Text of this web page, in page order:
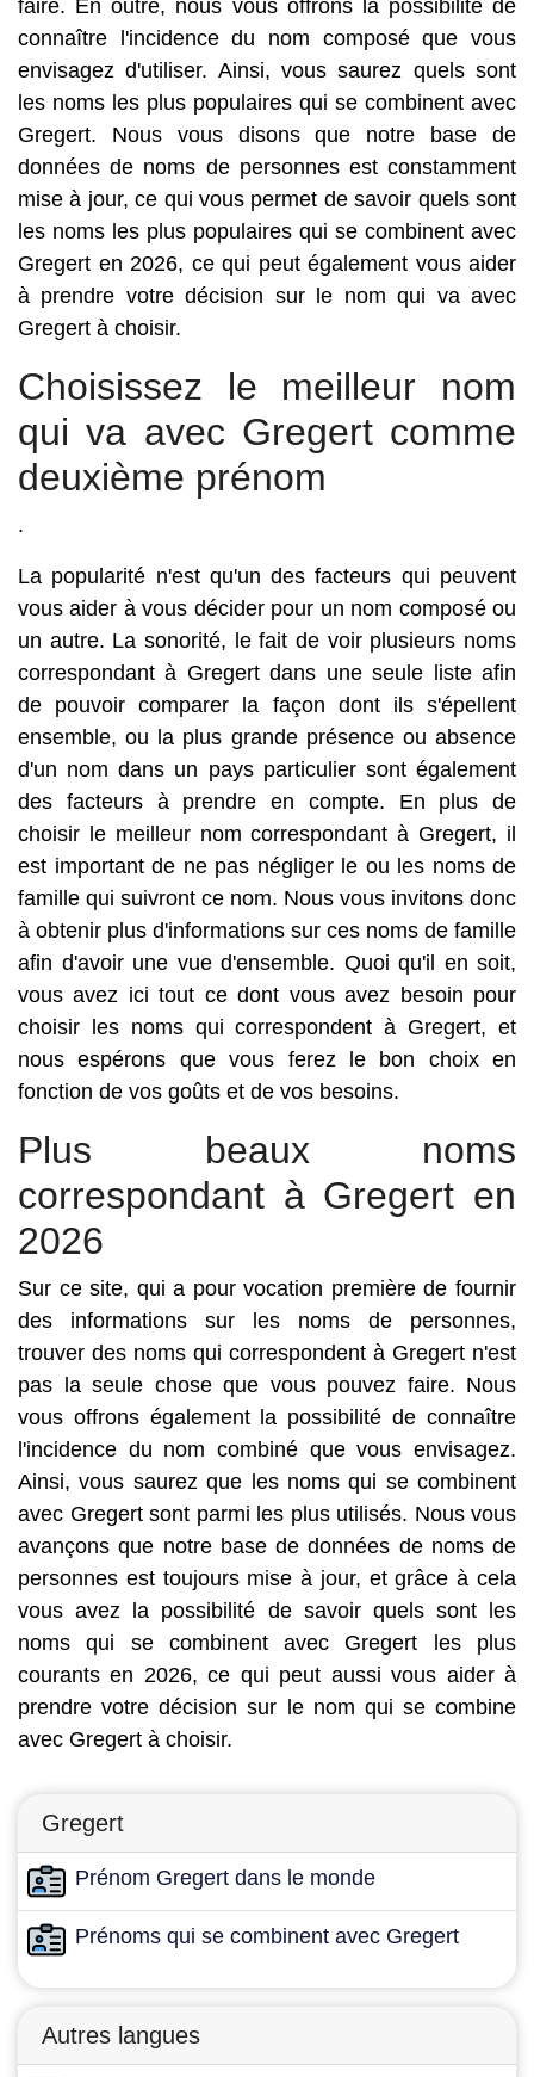
faire. En outre, nous vous offrons la possibilité de
connaître l'incidence du nom composé que vous
envisagez d'utiliser. Ainsi, vous saurez quels sont
les noms les plus populaires qui se combinent avec
Gregert. Nous vous disons que notre base de
données de noms de personnes est constamment
mise à jour, ce qui vous permet de savoir quels sont
les noms les plus populaires qui se combinent avec
Gregert en 2026, ce qui peut également vous aider
à prendre votre décision sur le nom qui va avec
Gregert à choisir.
Choisissez le meilleur nom
qui va avec Gregert comme
deuxième prénom
.
La popularité n'est qu'un des facteurs qui peuvent
vous aider à vous décider pour un nom composé ou
un autre. La sonorité, le fait de voir plusieurs noms
correspondant à Gregert dans une seule liste afin
de pouvoir comparer la façon dont ils s'épellent
ensemble, ou la plus grande présence ou absence
d'un nom dans un pays particulier sont également
des facteurs à prendre en compte. En plus de
choisir le meilleur nom correspondant à Gregert, il
est important de ne pas négliger le ou les noms de
famille qui suivront ce nom. Nous vous invitons donc
à obtenir plus d'informations sur ces noms de famille
afin d'avoir une vue d'ensemble. Quoi qu'il en soit,
vous avez ici tout ce dont vous avez besoin pour
choisir les noms qui correspondent à Gregert, et
nous espérons que vous ferez le bon choix en
fonction de vos goûts et de vos besoins.
Plus beaux noms
correspondant à Gregert en
2026
Sur ce site, qui a pour vocation première de fournir
des informations sur les noms de personnes,
trouver des noms qui correspondent à Gregert n'est
pas la seule chose que vous pouvez faire. Nous
vous offrons également la possibilité de connaître
l'incidence du nom combiné que vous envisagez.
Ainsi, vous saurez que les noms qui se combinent
avec Gregert sont parmi les plus utilisés. Nous vous
avançons que notre base de données de noms de
personnes est toujours mise à jour, et grâce à cela
vous avez la possibilité de savoir quels sont les
noms qui se combinent avec Gregert les plus
courants en 2026, ce qui peut aussi vous aider à
prendre votre décision sur le nom qui se combine
avec Gregert à choisir.
Gregert
Prénom Gregert dans le monde
Prénoms qui se combinent avec Gregert
Autres langues